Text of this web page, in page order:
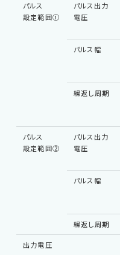
パルス
設定範囲①
パルス出力
電圧
パルス幅
繰返し周期
パルス
設定範囲②
パルス出力
電圧
パルス幅
繰返し周期
出力電圧